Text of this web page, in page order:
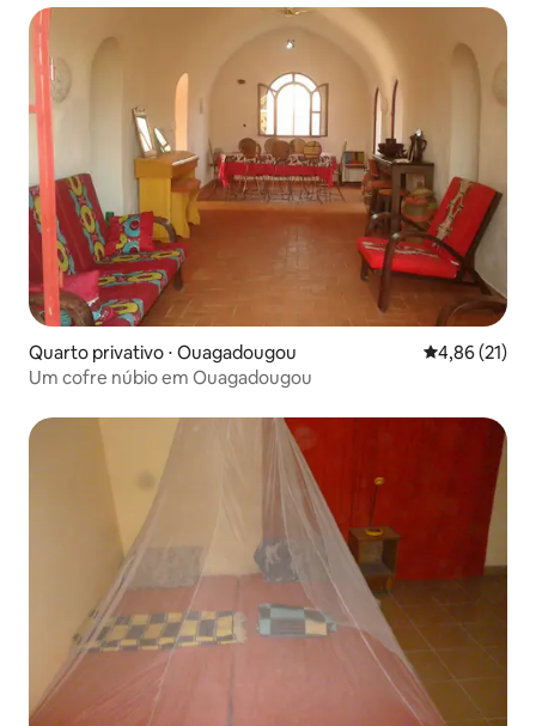
Quarto privativo ⋅ Ouagadougou 4,86 de uma
4,86 (21)
Um cofre núbio em Ouagadougou